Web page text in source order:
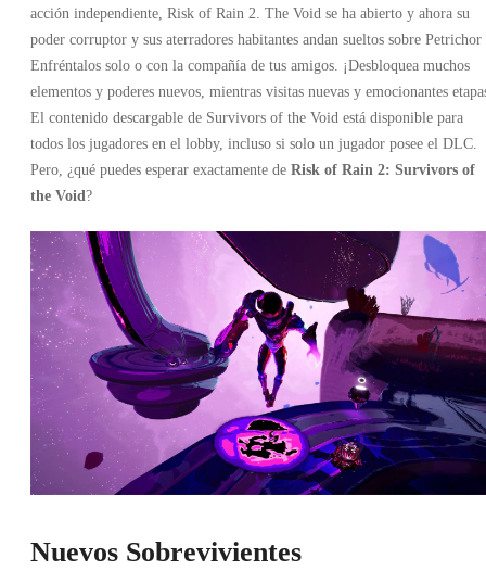
acción independiente, Risk of Rain 2. The Void se ha abierto y ahora su
poder corruptor y sus aterradores habitantes andan sueltos sobre Petrichor
Enfréntalos solo o con la compañía de tus amigos. ¡Desbloquea muchos
elementos y poderes nuevos, mientras visitas nuevas y emocionantes
El contenido descargable de Survivors of the Void está disponible para
todos los jugadores en el lobby, incluso si solo un jugador posee el DLC.
Pero, ¿qué puedes esperar exactamente de Risk of Rain 2: Survivors of
the Void?
Nuevos Sobrevivientes